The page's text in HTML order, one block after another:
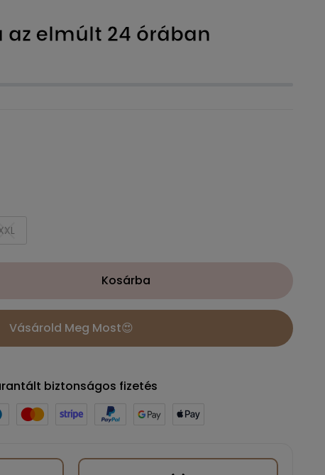
elmúlt 24 órában
Kosárba
Vásárold Meg Most😍
biztonságos fizetés